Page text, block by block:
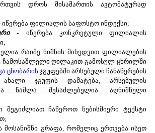
დროს მისამართის ავტომატურად
იწერება ფილიალის საფოსტო ინდექსი;
- იწერება კონკრეტული ფილიალის
რაიმე ნიშნის მიხედვით ფილიალების
ჩამოსაშლელი ღილაკით გამოსულ ცხრილში
ცნობარის ჯგუფებში არსებული ჩანაწერების
ჯგუფის დამატება, არსებულის
წაშლა შესაძლებელია აღნიშნული
ჩაწეროთ ნებისმიერი ტექსტი
მოსანიშნი გრაფა, რომელიც ერთვება ისეთ